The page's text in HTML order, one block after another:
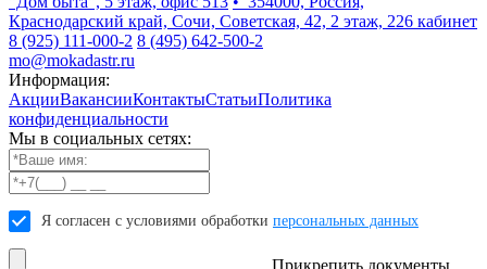
Краснодарский край, Сочи, Советская, 42, 2 этаж, 226 кабинет
8 (925) 111-000-2 8 (495) 642-500-2
mo@mokadastr.ru
Информация:
АкцииВакансииКонтактыСтатьиПолитика
конфиденциальности
Мы в социальных сетях:
Я согласен с условиями обработки персональных данных
Прикрепить документы